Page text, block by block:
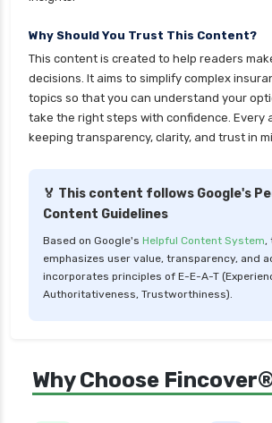
Why Should You Trust This Content?
This content is created to help readers
decisions. It aims to simplify complex
topics so that you can understand your
take the right steps with confidence. Every
keeping transparency, clarity, and trust in
🏅 This content follows Google's
Content Guidelines
Based on Google's Helpful Content System,
emphasizes user value, transparency, and
incorporates principles of E-E-A-T
Authoritativeness, Trustworthiness).
Why Choose